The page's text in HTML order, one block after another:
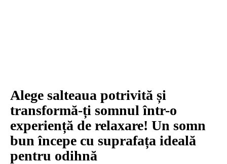
Alege salteaua potrivită și
transformă-ți somnul într-o
experiență de relaxare! Un somn
bun începe cu suprafața ideală
pentru odihnă